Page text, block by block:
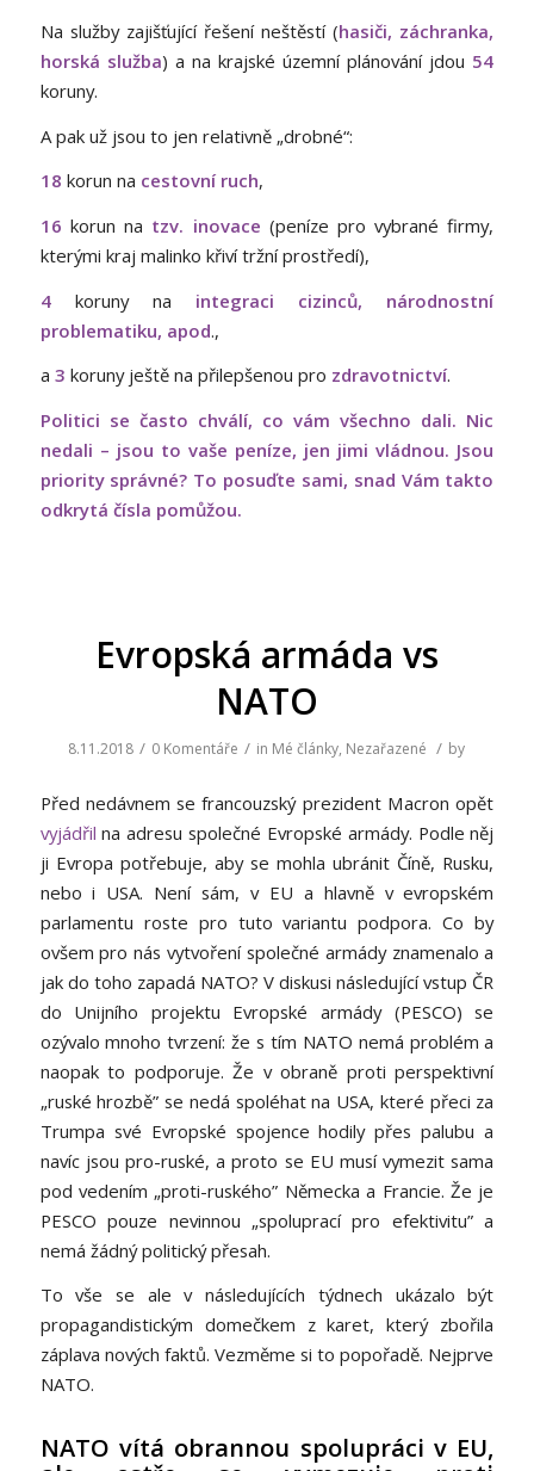
Na služby zajišťující řešení neštěstí (hasiči, záchranka,
horská služba) a na krajské územní plánování jdou 54
koruny.
A pak už jsou to jen relativně „drobné“:
18 korun na cestovní ruch,
16 korun na tzv. inovace (peníze pro vybrané firmy,
kterými kraj malinko křiví tržní prostředí),
4koruny na integraci cizinců, národnostní
problematiku, apod.,
a 3 koruny ještě na přilepšenou pro zdravotnictví.
Politici se často chválí, co vám všechno dali. Nic
nedali – jsou to vaše peníze, jen jimi vládnou. Jsou
priority správné? To posuďte sami, snad Vám takto
odkrytá čísla pomůžou.
Evropská armáda vs
NATO
8.11.2018 / 0 Komentáře / in Mé články, Nezařazené / by
Před nedávnem se francouzský prezident Macron opět
vyjádřil na adresu společné Evropské armády. Podle něj
ji Evropa potřebuje, aby se mohla ubránit Číně, Rusku,
nebo i USA. Není sám, v EU a hlavně v evropském
parlamentu roste pro tuto variantu podpora. Co by
ovšem pro nás vytvoření společné armády znamenalo a
jak do toho zapadá NATO? V diskusi následující vstup ČR
do Unijního projektu Evropské armády (PESCO) se
ozývalo mnoho tvrzení: že s tím NATO nemá problém a
naopak to podporuje. Že v obraně proti perspektivní
„ruské hrozbě” se nedá spoléhat na USA, které přeci za
Trumpa své Evropské spojence hodily přes palubu a
navíc jsou pro-ruské, a proto se EU musí vymezit sama
pod vedením „proti-ruského” Německa a Francie. Že je
PESCO pouze nevinnou „spoluprací pro efektivitu” a
nemá žádný politický přesah.
To vše se ale v následujících týdnech ukázalo být
propagandistickým domečkem z karet, který zbořila
záplava nových faktů. Vezměme si to popořadě. Nejprve
NATO.
NATO vítá obrannou spolupráci v EU,